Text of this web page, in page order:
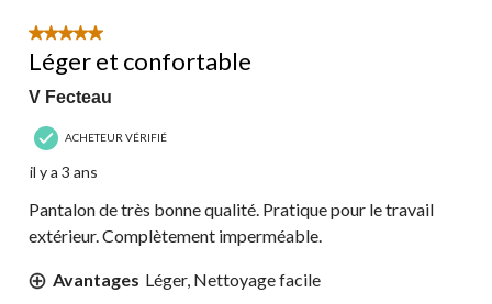
5 étoile(s) sur 5.
Léger et confortable
V Fecteau
ACHETEUR VÉRIFIÉ
il y a 3 ans
Pantalon de très bonne qualité. Pratique pour le travail
extérieur. Complètement imperméable.
Avantages Léger, Nettoyage facile